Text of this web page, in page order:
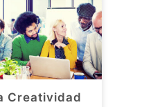
Creatividad